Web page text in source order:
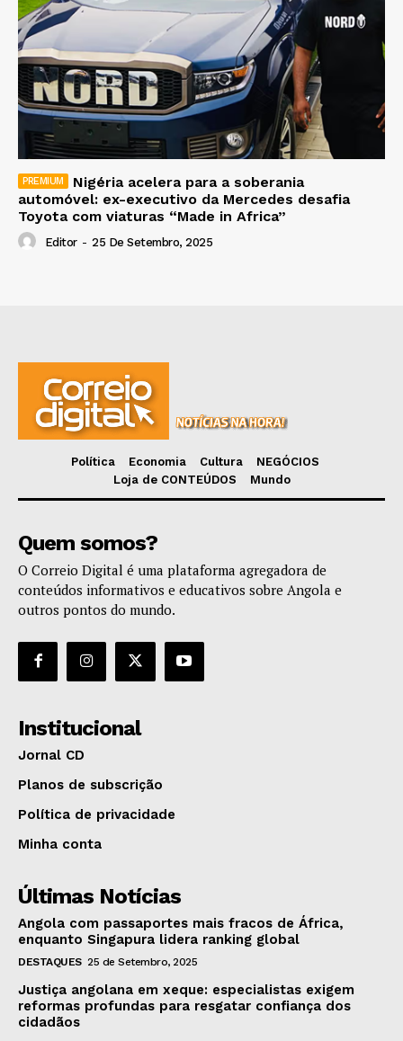
Nigéria acelera para a soberania
automóvel: ex-executivo da Mercedes desafia
Toyota com viaturas “Made in Africa”
Editor - 25 De Setembro, 2025
Política Economia Cultura
NEGÓCIOS
Loja de CONTEÚDOS
Mundo
Quem somos?
O Correio Digital é uma plataforma agregadora de
conteúdos informativos e educativos sobre Angola e
outros pontos do mundo.
Institucional
Jornal CD
Planos de subscrição
Política de privacidade
Minha conta
Últimas Notícias
Angola com passaportes mais fracos de África,
enquanto Singapura lidera ranking global
DESTAQUES 25 de Setembro, 2025
Justiça angolana em xeque: especialistas exigem
reformas profundas para resgatar confiança dos
cidadãos